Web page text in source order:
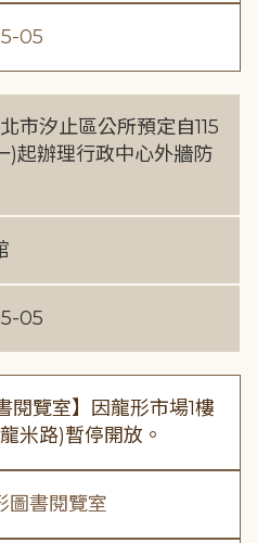
05
市汐止區公所預定自115
)起辦理行政中心外牆防
05
閱覽室】因龍形市場1樓
米路)暫停開放。
圖書閱覽室